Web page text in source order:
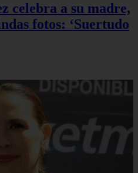
celebra a su madre,
fotos: ‘Suertudo